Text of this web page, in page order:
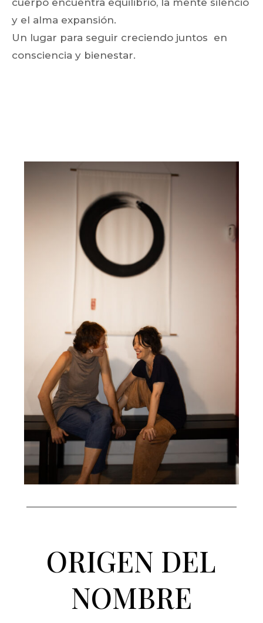
cuerpo encuentra equilibrio, la mente silencio
y el alma expansión.
Un lugar para seguir creciendo juntos en
consciencia y bienestar.
ORIGEN DEL
NOMBRE